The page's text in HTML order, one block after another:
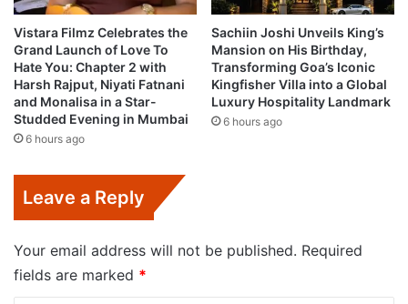
Vistara Filmz Celebrates the
Grand Launch of Love To
Hate You: Chapter 2 with
Harsh Rajput, Niyati Fatnani
and Monalisa in a Star-
Studded Evening in Mumbai
6 hours ago
Sachiin Joshi Unveils King’s
Mansion on His Birthday,
Transforming Goa’s Iconic
Kingfisher Villa into a Global
Luxury Hospitality Landmark
6 hours ago
Leave a Reply
Your email address will not be published. Required
fields are marked *